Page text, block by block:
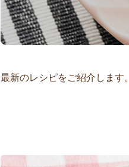
最新のレシピをご紹介します。